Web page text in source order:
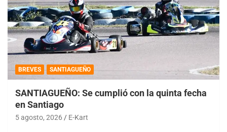
BREVES SANTIAGUEÑO
SANTIAGUEÑO: Se cumplió con la quinta fecha
en Santiago
5 agosto, 2026 E-Kart